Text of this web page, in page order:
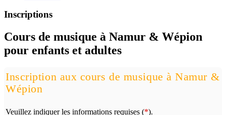
Inscriptions
Cours de musique à Namur & Wépion
pour enfants et adultes
Inscription aux cours de musique à Namur &
Wépion
Veuillez indiquer les informations requises (*).